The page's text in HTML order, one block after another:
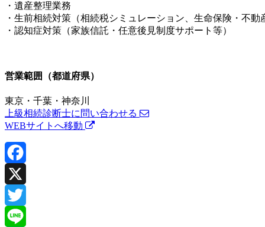
・遺産整理業務
・生前相続対策（相続税シミュレーション、生命保険・不動
・認知症対策（家族信託・任意後見制度サポート等）
営業範囲（都道府県）
東京・千葉・神奈川
上級相続診断士に問い合わせる
WEBサイトへ移動
Facebook
X
Twitter